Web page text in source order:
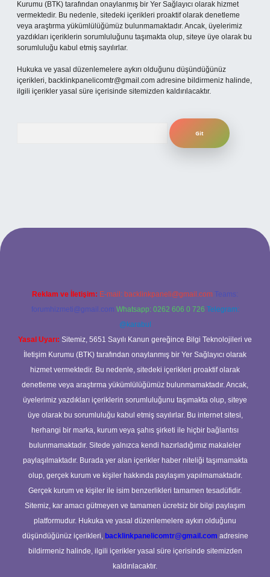
Kurumu (BTK) tarafından onaylanmış bir Yer Sağlayıcı olarak hizmet
vermektedir. Bu nedenle, sitedeki içerikleri proaktif olarak denetleme
veya araştırma yükümlülüğümüz bulunmamaktadır. Ancak, üyelerimiz
yazdıkları içeriklerin sorumluluğunu taşımakta olup, siteye üye olarak bu
sorumluluğu kabul etmiş sayılırlar.
Hukuka ve yasal düzenlemelere aykırı olduğunu düşündüğünüz
içerikleri, backlinkpanelicomtr@gmail.com adresine bildirmeniz halinde,
ilgili içerikler yasal süre içerisinde sitemizden kaldırılacaktır.
giriş
Reklam ve İletişim: E-mail: backlinkpaneli@gmail.com Teams:
forumhizmeti@gmail.com Whatsapp: 0262 606 0 726 Telegram:
@karabul
Yasal Uyarı: Sitemiz, 5651 Sayılı Kanun gereğince Bilgi Teknolojileri ve
İletişim Kurumu (BTK) tarafından onaylanmış bir Yer Sağlayıcı olarak
hizmet vermektedir. Bu nedenle, sitedeki içerikleri proaktif olarak
denetleme veya araştırma yükümlülüğümüz bulunmamaktadır. Ancak,
üyelerimiz yazdıkları içeriklerin sorumluluğunu taşımakta olup, siteye
üye olarak bu sorumluluğu kabul etmiş sayılırlar. Bu internet sitesi,
herhangi bir marka, kurum veya şahıs şirketi ile hiçbir bağlantısı
bulunmamaktadır. Sitede yalnızca kendi hazırladığımız makaleler
paylaşılmaktadır. Burada yer alan içerikler haber niteliği taşımamakta
olup, gerçek kurum ve kişiler hakkında paylaşım yapılmamaktadır.
Gerçek kurum ve kişiler ile isim benzerlikleri tamamen tesadüfidir.
Sitemiz, kar amacı gütmeyen ve tamamen ücretsiz bir bilgi paylaşım
platformudur. Hukuka ve yasal düzenlemelere aykırı olduğunu
düşündüğünüz içerikleri, backlinkpanelicomtr@gmail.com adresine
bildirmeniz halinde, ilgili içerikler yasal süre içerisinde sitemizden
kaldırılacaktır.